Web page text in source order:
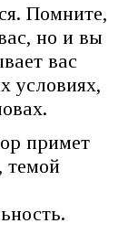
Помните,
но и вы
вас
условиях,
примет
темой